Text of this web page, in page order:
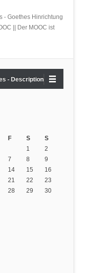
- Goethes Hinrichtung
|| Der MOOC ist
- Description
F S S
1
2
7 8
9
14 15
16
21 22
23
28 29
30